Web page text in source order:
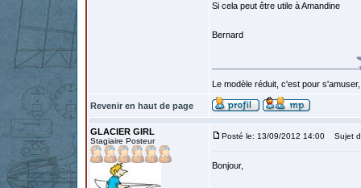
Si cela peut être utile à Amandine
Bernard
Le modèle réduit, c'est pour
Revenir en haut de page
GLACIER GIRL
Stagiaire Posteur
Posté le: 13/09/2012 14:00 Sujet
Bonjour,